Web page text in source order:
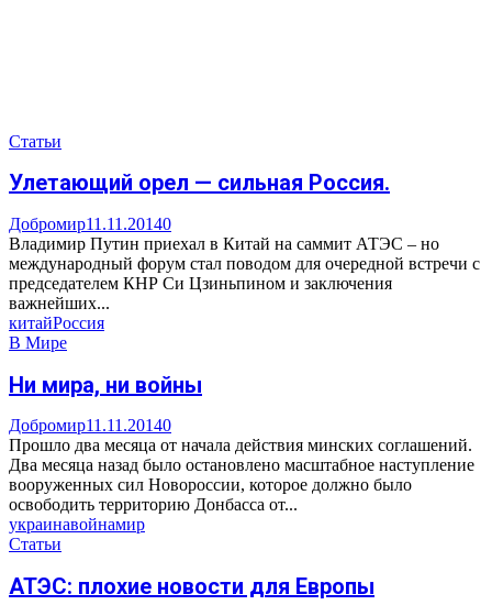
Статьи
Улетающий орел — сильная Россия.
Добромир11.11.20140
Владимир Путин приехал в Китай на саммит АТЭС – но
международный форум стал поводом для очередной встречи с
председателем КНР Си Цзиньпином и заключения
важнейших...
китайРоссия
В Мире
Ни мира, ни войны
Добромир11.11.20140
Прошло два месяца от начала действия минских соглашений.
Два месяца назад было остановлено масштабное наступление
вооруженных сил Новороссии, которое должно было
освободить территорию Донбасса от...
украинавойнамир
Статьи
АТЭС: плохие новости для Европы